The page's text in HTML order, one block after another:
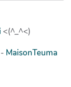
<(^_^<)
- MaisonTeuma